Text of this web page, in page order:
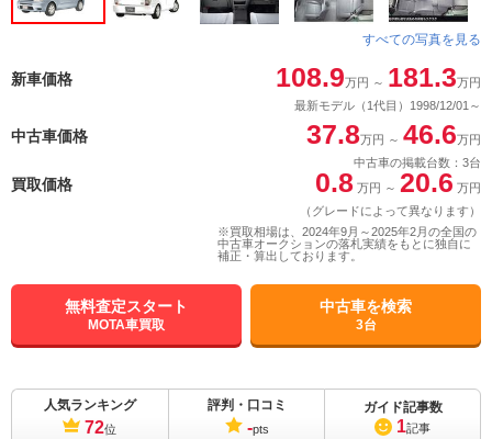
すべての写真を見る
新車価格 108.9万円 ～ 181.3万円
最新モデル（1代目）1998/12/01～
中古車価格 37.8万円 ～ 46.6万円
中古車の掲載台数：3台
買取価格 0.8 万円 ～ 20.6 万円
（グレードによって異なります）
※買取相場は、2024年9月～2025年2月の全国の
中古車オークションの落札実績をもとに独自に
補正・算出しております。
無料査定スタート
MOTA車買取
中古車を検索
3台
人気ランキング
72位
評判・口コミ
-pts
ガイド記事数
1記事